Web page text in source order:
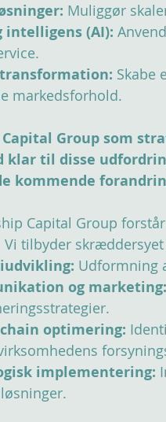
Muliggør
intelligens (AI):
Skabe
markedsforhold.
Group som
klar til disse
kommende
Capital Group
Vi tilbyder
Udformning
og marketing:
optimering:
implementering: